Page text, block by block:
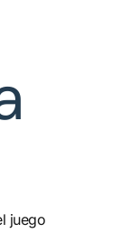
juego